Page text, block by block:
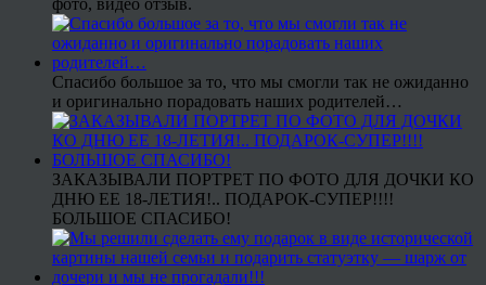
Спасибо большое за то, что мы смогли так не ожиданно
и оригинально порадовать наших родителей…
ЗАКАЗЫВАЛИ ПОРТРЕТ ПО ФОТО ДЛЯ ДОЧКИ КО
ДНЮ ЕЕ 18-ЛЕТИЯ!.. ПОДАРОК-СУПЕР!!!!
БОЛЬШОЕ СПАСИБО!